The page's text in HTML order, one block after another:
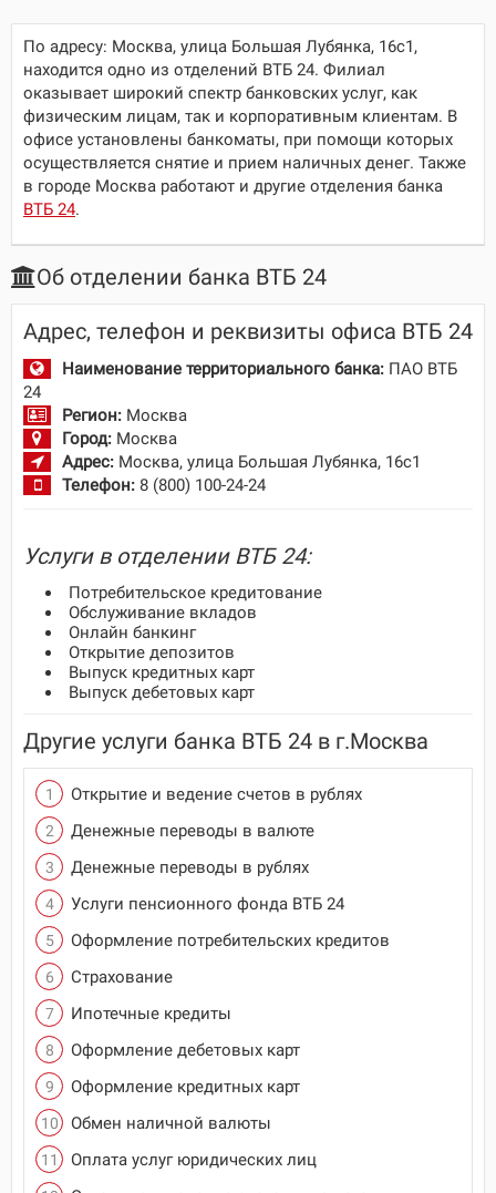
По адресу: Москва, улица Большая Лубянка, 16с1,
находится одно из отделений ВТБ 24. Филиал
оказывает широкий спектр банковских услуг, как
физическим лицам, так и корпоративным клиентам. В
офисе установлены банкоматы, при помощи которых
осуществляется снятие и прием наличных денег. Также
в городе Москва работают и другие отделения банка
ВТБ 24.
Об отделении банка ВТБ 24
Адрес, телефон и реквизиты офиса ВТБ 24
Наименование территориального банка: ПАО ВТБ
24
Регион: Москва
Город: Москва
Адрес: Москва, улица Большая Лубянка, 16с1
Телефон: 8 (800) 100-24-24
Услуги в отделении ВТБ 24:
Потребительское кредитование
Обслуживание вкладов
Онлайн банкинг
Открытие депозитов
Выпуск кредитных карт
Выпуск дебетовых карт
Другие услуги банка ВТБ 24 в г.Москва
Открытие и ведение счетов в рублях
Денежные переводы в валюте
Денежные переводы в рублях
Услуги пенсионного фонда ВТБ 24
Оформление потребительских кредитов
Страхование
Ипотечные кредиты
Оформление дебетовых карт
Оформление кредитных карт
Обмен наличной валюты
Оплата услуг юридических лиц